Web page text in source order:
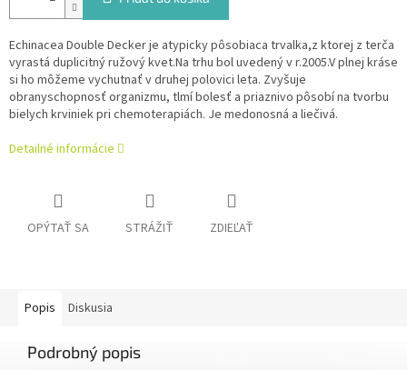
Echinacea Double Decker je atypicky pôsobiaca trvalka,z ktorej z terča
vyrastá duplicitný ružový kvet.Na trhu bol uvedený v r.2005.V plnej kráse
si ho môžeme vychutnať v druhej polovici leta. Zvyšuje
obranyschopnosť organizmu, tlmí bolesť a priaznivo pôsobí na tvorbu
bielych krviniek pri chemoterapiách. Je medonosná a liečivá.
Detailné informácie
OPÝTAŤ SA STRÁŽIŤ ZDIEĽAŤ
Popis Diskusia
Podrobný popis